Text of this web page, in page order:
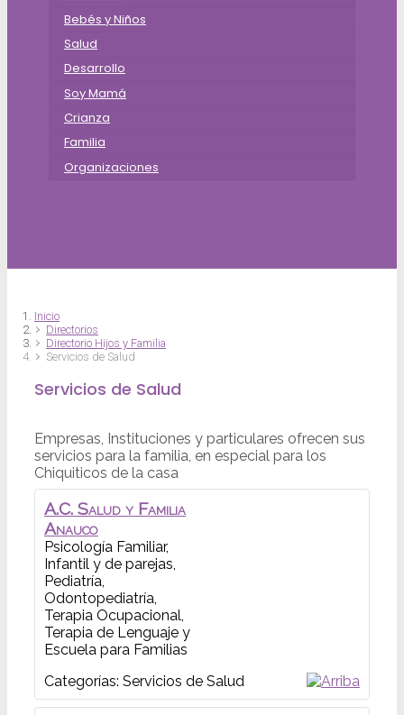
Bebés y Niños
Salud
Desarrollo
Soy Mamá
Crianza
Familia
Organizaciones
Inicio
Directorios
Directorio Hijos y Familia
Servicios de Salud
Servicios de Salud
Empresas, Instituciones y particulares ofrecen sus
servicios para la familia, en especial para los
Chiquiticos de la casa
A.C. Salud y Familia
Anauco
Psicología Familiar,
Infantil y de parejas,
Pediatría,
Odontopediatría,
Terapia Ocupacional,
Terapia de Lenguaje y
Escuela para Familias
Categorías: Servicios de Salud